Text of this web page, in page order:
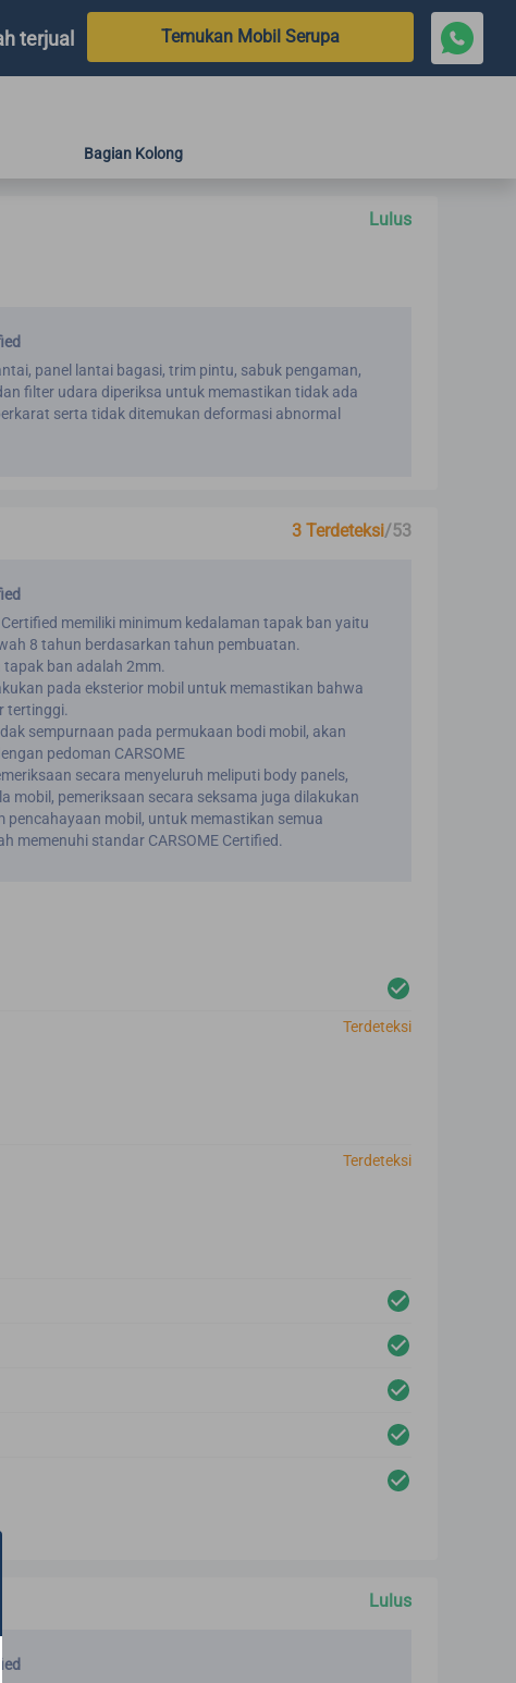
terjual Temukan Mobil Serupa
Bagian Kolong
Lulus
panel lantai bagasi, trim pintu, sabuk pengaman,
filter udara diperiksa untuk memastikan tidak ada
serta tidak ditemukan deformasi abnormal
3 Terdeteksi/53
Certified memiliki minimum kedalaman tapak ban yaitu
8 tahun berdasarkan tahun pembuatan.
ban adalah 2mm.
pada eksterior mobil untuk memastikan bahwa
tertinggi.
sempurnaan pada permukaan bodi mobil, akan
pedoman CARSOME
secara menyeluruh meliputi body panels,
mobil, pemeriksaan secara seksama juga dilakukan
pencahayaan mobil, untuk memastikan semua
memenuhi standar CARSOME Certified.
Terdeteksi
Terdeteksi
Lulus